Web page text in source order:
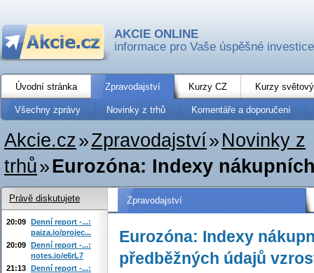
AKCIE ONLINE
informace pro Vaše úspěšné investice
Úvodní stránka Zpravodajství Kurzy CZ Kurzy
Všechny zprávy Novinky z trhů Komentáře a doporučení
Akcie.cz»Zpravodajství» Novinky z
trhů»Eurozóna: Indexy
Zpravodajství
Eurozóna: Indexy
předběžných údajů
Právě diskutujete
20:09 Denní report -...:
paiza.io/projec...
20:09 Denní report -...:
notes.io/e6rL7
21:13 Denní report -...: